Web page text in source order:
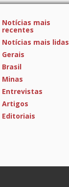
Notícias mais
recentes
Notícias mais lidas
Gerais
Brasil
Minas
Entrevistas
Artigos
Editoriais